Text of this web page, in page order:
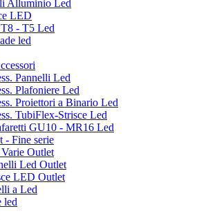
Alluminio Led
LED
- T5 Led
led
Pannelli Led
Plafoniere Led
Proiettori a Binario Led
TubiFlex-Strisce Led
GU10 - MR16 Led
- Fine serie
Outlet
Led Outlet
LED Outlet
a Led
led